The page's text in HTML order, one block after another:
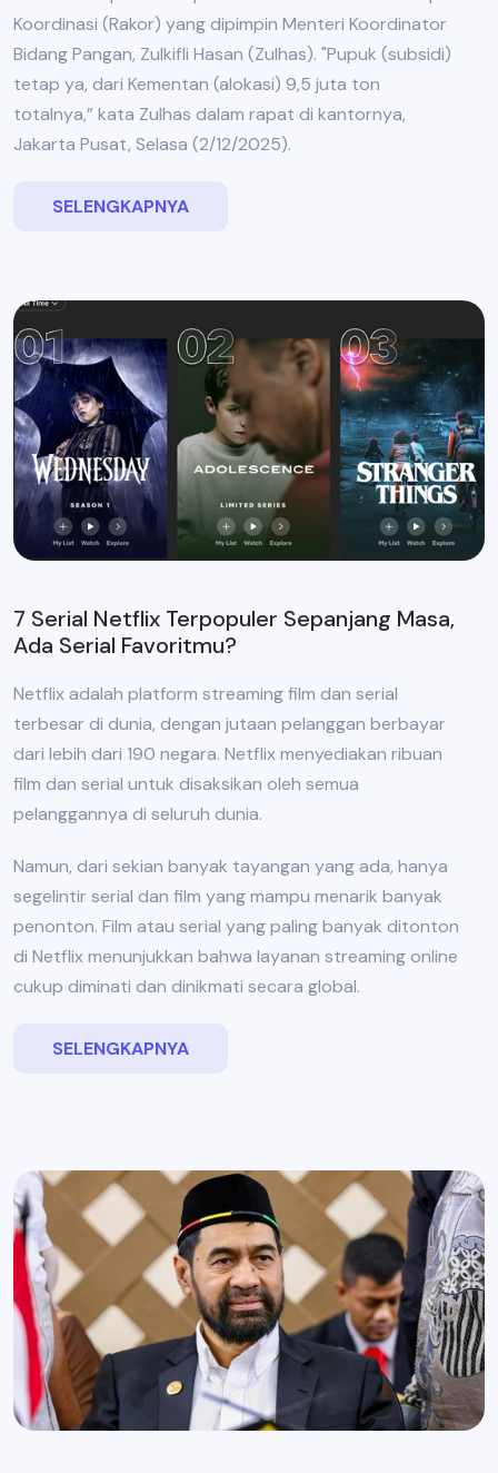
Koordinasi (Rakor) yang dipimpin Menteri Koordinator
Bidang Pangan, Zulkifli Hasan (Zulhas). "Pupuk (subsidi)
tetap ya, dari Kementan (alokasi) 9,5 juta ton
totalnya,” kata Zulhas dalam rapat di kantornya,
Jakarta Pusat, Selasa (2/12/2025).
SELENGKAPNYA
7 Serial Netflix Terpopuler Sepanjang Masa,
Ada Serial Favoritmu?
Netflix adalah platform streaming film dan serial
terbesar di dunia, dengan jutaan pelanggan berbayar
dari lebih dari 190 negara. Netflix menyediakan ribuan
film dan serial untuk disaksikan oleh semua
pelanggannya di seluruh dunia.
Namun, dari sekian banyak tayangan yang ada, hanya
segelintir serial dan film yang mampu menarik banyak
penonton. Film atau serial yang paling banyak ditonton
di Netflix menunjukkan bahwa layanan streaming online
cukup diminati dan dinikmati secara global.
SELENGKAPNYA